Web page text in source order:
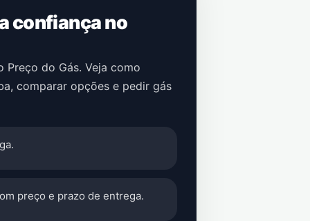
confiança no
do Gás. Veja como
, comparar opções e pedir gás
preço e prazo de entrega.